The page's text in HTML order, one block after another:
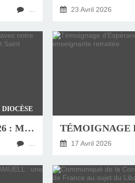
23 Avril 2026
DIOCÈSE
SAMEDI 18 AVRIL 2026 : MARCHE AVEC NOTRE ÉVÊQUE, MGR. OLIVIER DE CAGNY, ET SAINT ADJUTOR
17 Avril 2026